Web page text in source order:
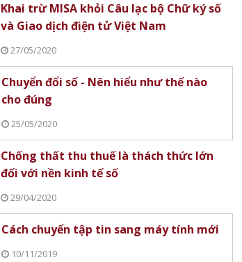
Khai trừ MISA khỏi Câu lạc bộ Chữ ký số
và Giao dịch điện tử Việt Nam
27/05/2020
Chuyển đổi số - Nên hiểu như thế nào
cho đúng
25/05/2020
Chống thất thu thuế là thách thức lớn
đối với nền kinh tế số
29/04/2020
Cách chuyển tập tin sang máy tính mới
10/11/2019